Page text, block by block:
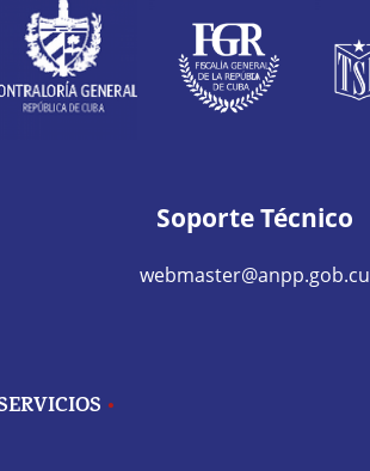
Soporte Técnico
webmaster@anpp.gob.cu